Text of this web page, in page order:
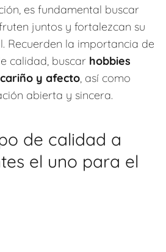
es fundamental buscar
juntos y fortalezcan su
Recuerden la importancia de
calidad, buscar hobbies
cariño y afecto, así como
abierta y sincera.
de calidad a
el uno para el